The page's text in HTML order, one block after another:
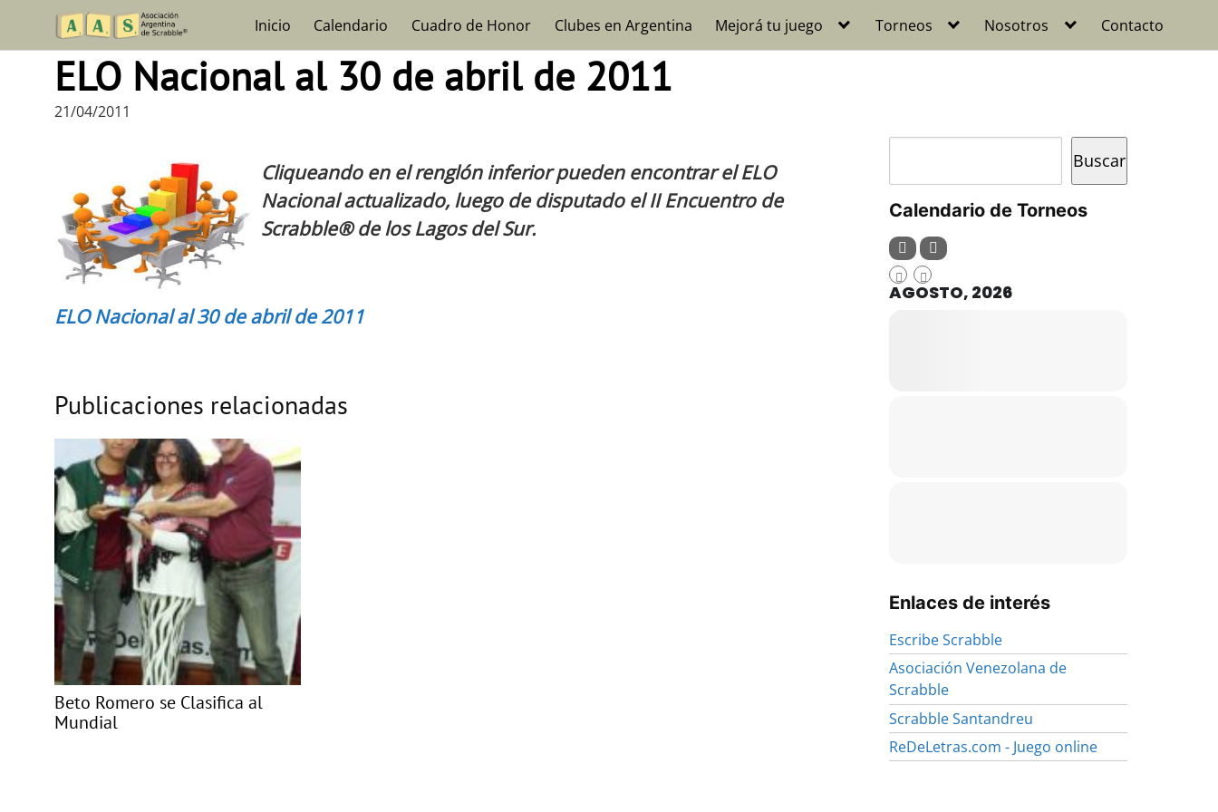
content
Inicio Calendario Cuadro de Honor Clubes en Argentina Mejorá tu juego Torneos Nosotros Contacto
ELO Nacional al 30 de abril de 2011
21/04/2011
Cliqueando en el renglón inferior pueden encontrar el ELO
Nacional actualizado, luego de disputado el II Encuentro de
Scrabble® de los Lagos del Sur.
ELO Nacional al 30 de abril de 2011
Publicaciones relacionadas
Beto Romero se Clasifica al
Mundial
Buscar
Calendario de Torneos
AGOSTO, 2026
Enlaces de interés
Escribe Scrabble
Asociación Venezolana de
Scrabble
Scrabble Santandreu
ReDeLetras.com - Juego online